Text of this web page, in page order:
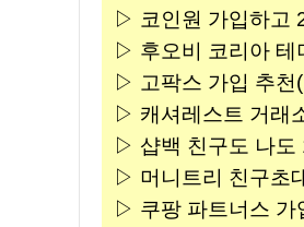
▷ 코인원 가입하고
▷ 후오비 코리아 테
▷ 고팍스 가입 추천
▷ 캐셔레스트 거래
▷ 샵백 친구도 나도
▷ 머니트리 친구초
▷ 쿠팡 파트너스 가